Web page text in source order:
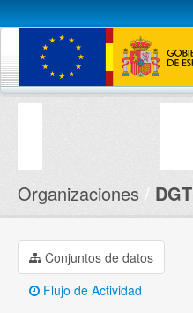
Conjuntos de datos
Organizaciones DGT
Conjuntos de datos
Flujo de Actividad